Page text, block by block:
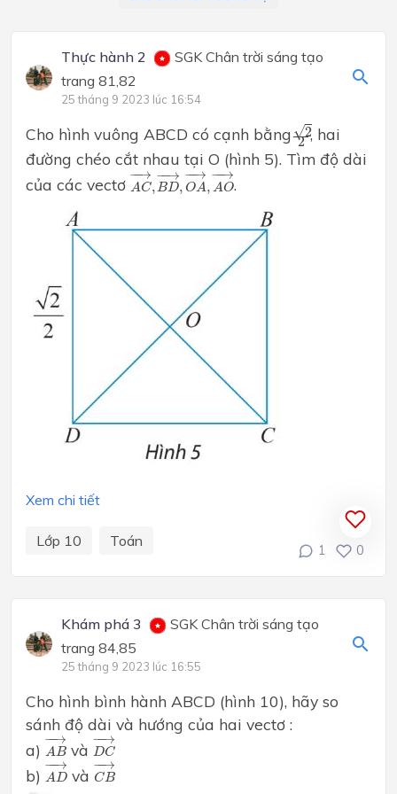
Thực hành 2
SGK Chân trời sáng tạo
trang 81,82
25 tháng 9 2023 lúc 16:54
Cho hình vuông ABCD có cạnh bằng √2
2
2
, hai
đường chéo cắt nhau tại O (hình 5). Tìm độ dài
của các vectơ
−
−→
AC,
−
−→
BD,
−
−→
OA ,
−
−→
AO
AC →,BD→,OA→ →
.
Xem chi tiết
Lớp 10 Toán
1 0
Khám phá 3
SGK Chân trời sáng tạo
trang 84,85
25 tháng 9 2023 lúc 16:55
Cho hình bình hành ABCD (hình 10), hãy so
sánh độ dài và hướng của hai vectơ :
a)
−
−→
A B
AB→
và
−
−→
DC
DC→
b)
−
−→
A D
AD →
và
−
−→
CB
CB→